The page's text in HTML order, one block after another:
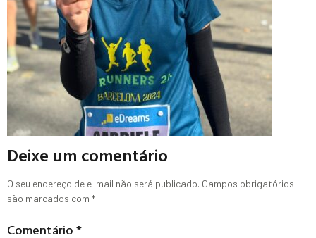
Deixe um comentário
O seu endereço de e-mail não será publicado. Campos obrigatórios
são marcados com *
Comentário*